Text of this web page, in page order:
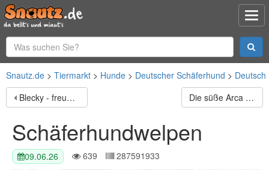
Snautz.de Tiermarkt Hunde Deutscher Schäferhund
Blecky - freundlich und voller Lebensfreude
Die süße Arca will hoch hinaus
Schäferhundwelpen
09.06.26 639 287591933